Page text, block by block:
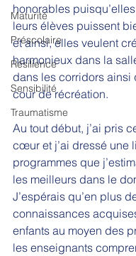
Maturité
Préscolaire
Résilience
Sensibilité
Traumatisme
honorables
leurs élèves puissent
et ainsi, elles veulent
harmonieux dans la
dans les corridors ainsi
cour de récréation.
Au tout début, j’ai pris
cœur et j’ai dressé une
programmes que
les meilleurs dans le
J’espérais qu’en plus
connaissances
enfants au moyen des
les enseignants